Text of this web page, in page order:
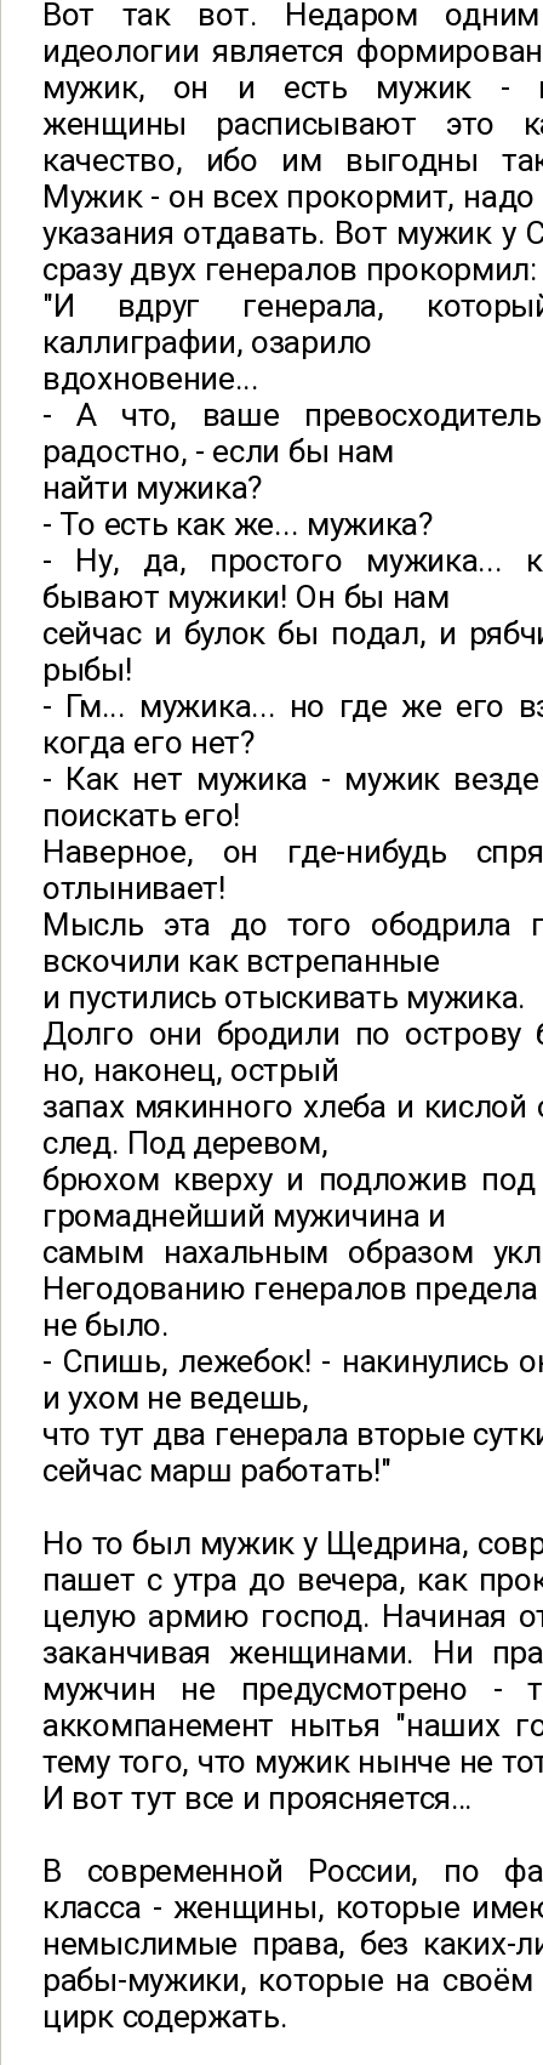
Вот так вот. Недаром одним
идеологии является
мужик, он и есть мужик -
женщины расписывают это
качество, ибо им выгодны
Мужик - он всех прокормит,
указания отдавать. Вот мужик
сразу двух генералов прокормил:
"И вдруг генерала,
каллиграфии, озарило
вдохновение...
- А что, ваше
радостно, - если бы нам
найти мужика?
- То есть как же... мужика?
- Ну, да, простого мужика...
бывают мужики! Он бы нам
сейчас и булок бы подал, и
рыбы!
- Гм... мужика... но где же его
когда его нет?
- Как нет мужика - мужик везде
поискать его!
Наверное, он где-нибудь
отлынивает!
Мысль эта до того ободрила
вскочили как встрепанные
и пустились отыскивать мужика.
Долго они бродили по острову
но, наконец, острый
запах мякинного хлеба и
след. Под деревом,
брюхом кверху и подложив под
громаднейший мужичина и
самым нахальным образом
Негодованию генералов предела
не было.
- Спишь, лежебок! - накинулись
и ухом не ведешь,
что тут два генерала вторые
сейчас марш работать!"
Но то был мужик у Щедрина,
пашет c утра до вечера, как
целую армию господ. Начиная
заканчивая женщинами. Ни
мужчин не предусмотрено -
аккомпанемент нытья "наших
тему того, что мужик нынче не
И вот тут все и проясняется…
В современной Росcии, по
класса - женщины, которые
немыслимые права, без каких-
рабы-мужики, которые на
цирк содержать.